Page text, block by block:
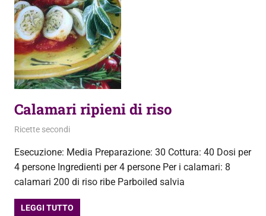
Calamari ripieni di riso
19 Settembre 2013
admin
Ricette secondi
Esecuzione: Media Preparazione: 30 Cottura: 40 Dosi per
4 persone Ingredienti per 4 persone Per i calamari: 8
calamari 200 di riso ribe Parboiled salvia
LEGGI TUTTO